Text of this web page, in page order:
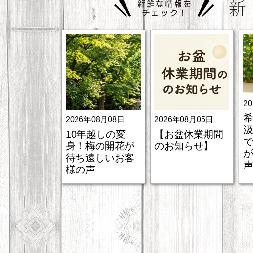
2026年08月08日
10年越しの変
身！梅の開花が
待ち遠しいお客
様の声
2026年08月05日
【お盆休業期間
のお知らせ】
声